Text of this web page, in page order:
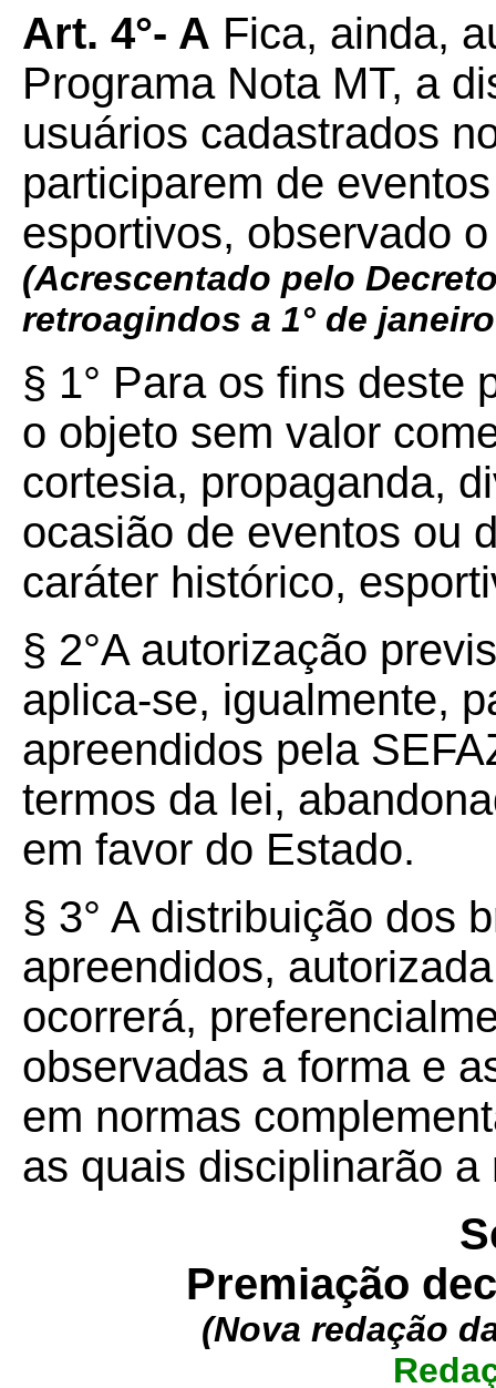
Art. 4°- A Fica, ainda,
Programa Nota MT, a
usuários cadastrados
participarem de
esportivos, observado
(Acrescentado pelo
retroagindos a 1° de
§ 1° Para os fins deste
o objeto sem valor
cortesia, propaganda,
ocasião de eventos ou
caráter histórico,
§ 2°A autorização
aplica-se, igualmente,
apreendidos pela
termos da lei,
em favor do Estado.
§ 3° A distribuição dos
apreendidos,
ocorrerá,
observadas a forma e
em normas
as quais disciplinarão
Premiação
(Nova redação